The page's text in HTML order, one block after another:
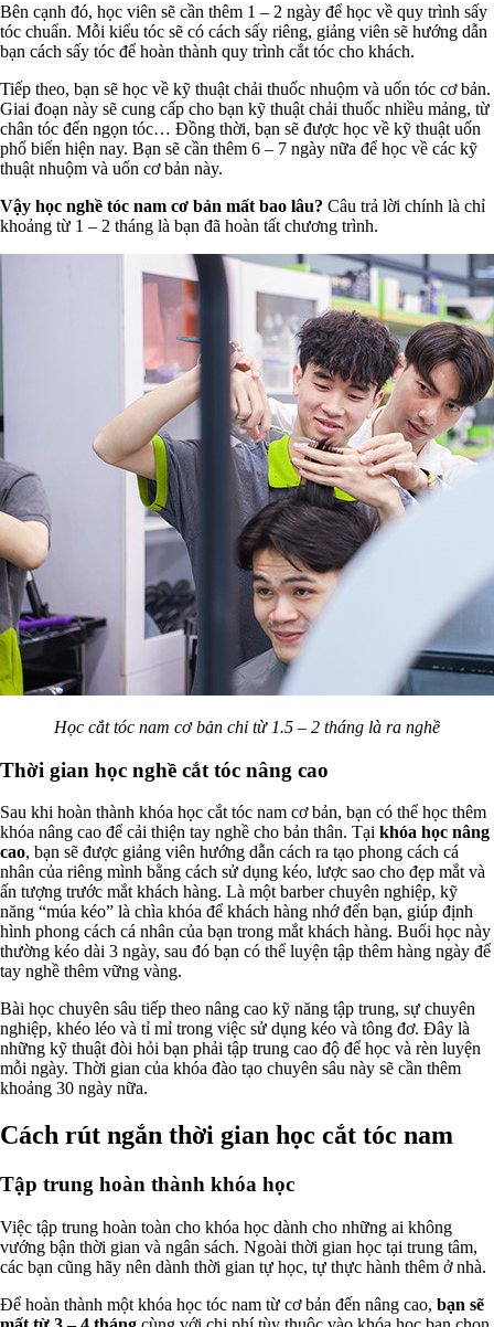
Bên cạnh đó, học viên sẽ cần thêm 1 – 2 ngày để học về quy trình sấy
tóc chuẩn. Mỗi kiểu tóc sẽ có cách sấy riêng, giảng viên sẽ hướng dẫn
bạn cách sấy tóc để hoàn thành quy trình cắt tóc cho khách.
Tiếp theo, bạn sẽ học về kỹ thuật chải thuốc nhuộm và uốn tóc cơ bản.
Giai đoạn này sẽ cung cấp cho bạn kỹ thuật chải thuốc nhiều mảng, từ
chân tóc đến ngọn tóc… Đồng thời, bạn sẽ được học về kỹ thuật uốn
phổ biến hiện nay. Bạn sẽ cần thêm 6 – 7 ngày nữa để học về các kỹ
thuật nhuộm và uốn cơ bản này.
Vậy học nghề tóc nam cơ bản mất bao lâu? Câu trả lời chính là chỉ
khoảng từ 1 – 2 tháng là bạn đã hoàn tất chương trình.
Học cắt tóc nam cơ bản chỉ từ 1.5 – 2 tháng là ra nghề
Thời gian học nghề cắt tóc nâng cao
Sau khi hoàn thành khóa học cắt tóc nam cơ bản, bạn có thể học thêm
khóa nâng cao để cải thiện tay nghề cho bản thân. Tại khóa học nâng
cao, bạn sẽ được giảng viên hướng dẫn cách ra tạo phong cách cá
nhân của riêng mình bằng cách sử dụng kéo, lược sao cho đẹp mắt và
ấn tượng trước mắt khách hàng. Là một barber chuyên nghiệp, kỹ
năng “múa kéo” là chìa khóa để khách hàng nhớ đến bạn, giúp định
hình phong cách cá nhân của bạn trong mắt khách hàng. Buổi học này
thường kéo dài 3 ngày, sau đó bạn có thể luyện tập thêm hàng ngày để
tay nghề thêm vững vàng.
Bài học chuyên sâu tiếp theo nâng cao kỹ năng tập trung, sự chuyên
nghiệp, khéo léo và tỉ mỉ trong việc sử dụng kéo và tông đơ. Đây là
những kỹ thuật đòi hỏi bạn phải tập trung cao độ để học và rèn luyện
mỗi ngày. Thời gian của khóa đào tạo chuyên sâu này sẽ cần thêm
khoảng 30 ngày nữa.
Cách rút ngắn thời gian học cắt tóc nam
Tập trung hoàn thành khóa học
Việc tập trung hoàn toàn cho khóa học dành cho những ai không
vướng bận thời gian và ngân sách. Ngoài thời gian học tại trung tâm,
các bạn cũng hãy nên dành thời gian tự học, tự thực hành thêm ở nhà.
Để hoàn thành một khóa học tóc nam từ cơ bản đến nâng cao, bạn sẽ